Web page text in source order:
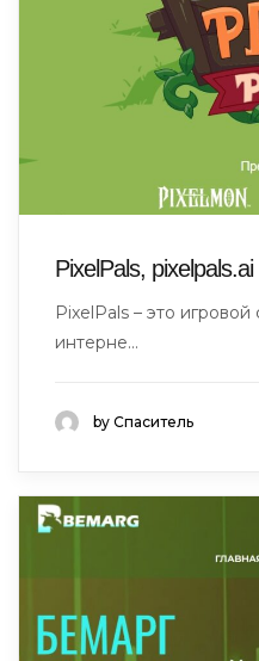
PixelPals, pixelpals.ai
PixelPals – это
интерне...
by Спаситель